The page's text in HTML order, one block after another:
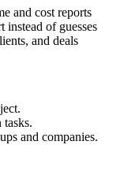
and cost reports
instead of guesses
and deals
tasks.
and companies.